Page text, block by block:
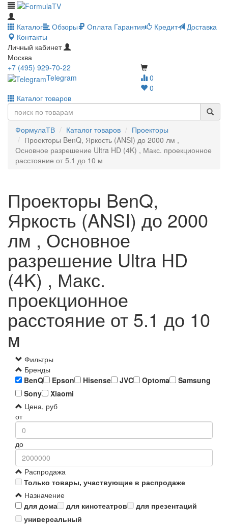
Каталог Обзоры Оплата Гарантия Кредит
Доставка
Контакты
Личный кабинет
Москва
0
0
+7 (495) 929-70-22
Telegram
Каталог товаров
ФормулаТВ Каталог товаров
Проекторы
Проекторы BenQ, Яркость (ANSI) до 2000 лм ,
Основное разрешение Ultra HD (4K) , Макс. проекционное
расстояние от 5.1 до 10 м
Проекторы BenQ,
Яркость (ANSI) до 2000
лм , Основное
разрешение Ultra HD
(4K) , Макс.
проекционное
расстояние от 5.1 до 10
м
Фильтры
Бренды
BenQ
Epson Hisense JVC Optoma
Samsung
Sony
Xiaomi
Цена, руб
от
до
Распродажа
Только товары, участвующие в распродаже
Назначение
для дома
для кинотеатров
для презентаций
универсальный